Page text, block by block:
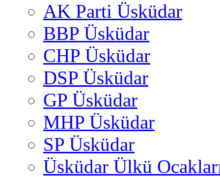
AK Parti Üsküdar
BBP Üsküdar
CHP Üsküdar
DSP Üsküdar
GP Üsküdar
MHP Üsküdar
SP Üsküdar
Üsküdar Ülkü